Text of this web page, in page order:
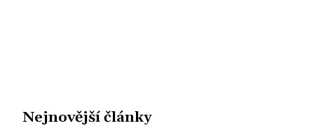
Nejnovější články